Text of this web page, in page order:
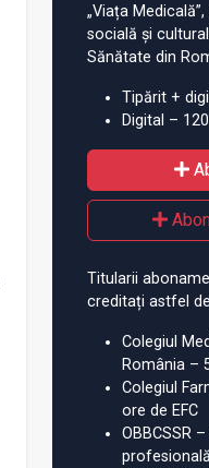
„Viața
socială și
Sănătate din
Tipărit +
Digital –
Titularii
creditați astfel
Colegiul
România –
Colegiul
ore de EFC
OBBCSSR